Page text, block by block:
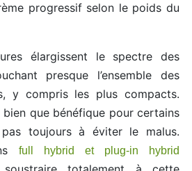
progressif selon le poids du
élargissent le spectre des
presque l’ensemble des
y compris les plus compacts.
bien que bénéfique pour certains
toujours à éviter le malus.
full hybrid et plug-in hybrid